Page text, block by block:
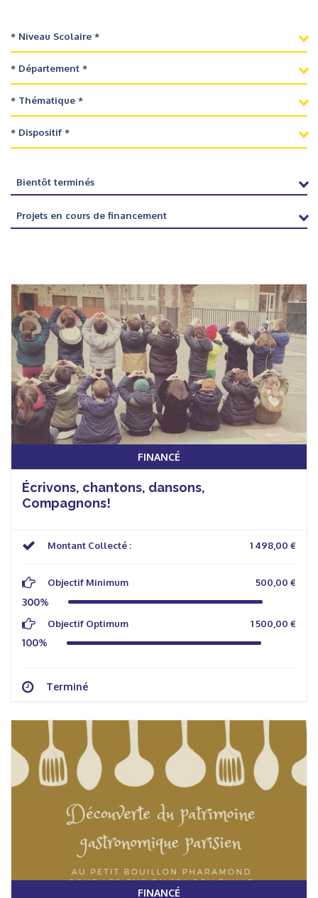
FINANCÉ
Écrivons, chantons, dansons,
Compagnons!
Montant Collecté : 1 498,00 €
Objectif Minimum 500,00 €
300%
Objectif Optimum 1 500,00 €
100%
Terminé
FINANCÉ